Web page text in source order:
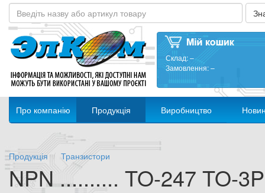
Склад:–
Замовлення:–
Про компанію Продукція Виробництво
Продукція Транзистори
NPN .......... TO-247 TO-3P